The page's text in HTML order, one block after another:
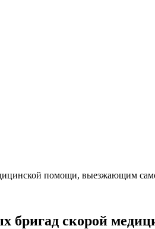
помощи, выезжающим
бригад скорой